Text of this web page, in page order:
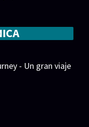
- Un gran viaje